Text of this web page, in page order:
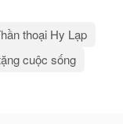
thoại Hy Lạp
cuộc sống